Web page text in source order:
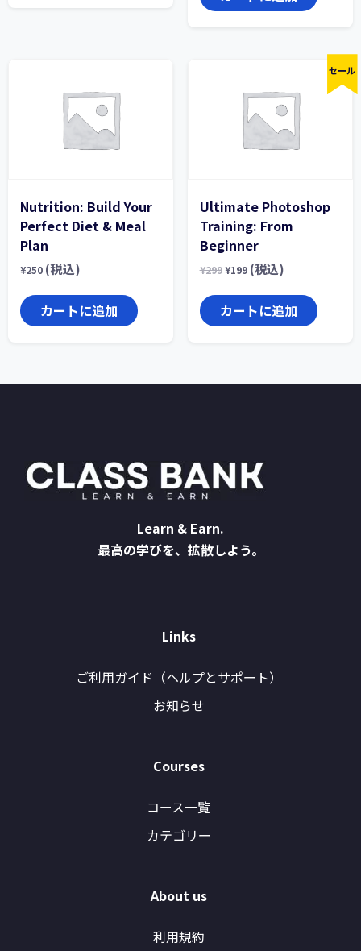
Nutrition: Build Your
Perfect Diet & Meal
Plan
¥250 (税込)
カートに追加
セール
Ultimate Photoshop
Training: From
Beginner
¥299 ¥199 (税込)
カートに追加
Learn & Earn.
最高の学びを、拡散しよう。
Links
ご利用ガイド（ヘルプとサポート）
お知らせ
Courses
コース一覧
カテゴリー
About us
利用規約